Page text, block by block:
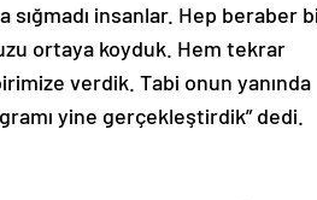
insanlar. Hep beraber
ortaya koyduk. Hem tekrar
verdik. Tabi onun yanında
yine gerçekleştirdik” dedi.